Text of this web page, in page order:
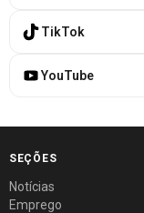
TikTok
YouTube
SEÇÕES
Notícias
Emprego